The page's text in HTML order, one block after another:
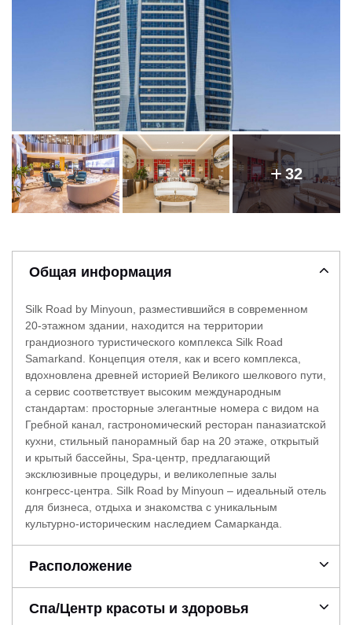
32
Общая информация
Silk Road by Minyoun, разместившийся в современном
20-этажном здании, находится на территории
грандиозного туристического комплекса Silk Road
Samarkand. Концепция отеля, как и всего комплекса,
вдохновлена древней историей Великого шелкового пути,
а сервис соответствует высоким международным
стандартам: просторные элегантные номера с видом на
Гребной канал, гастрономический ресторан паназиатской
кухни, стильный панорамный бар на 20 этаже, открытый
и крытый бассейны, Spa-центр, предлагающий
эксклюзивные процедуры, и великолепные залы
конгресс-центра. Silk Road by Minyoun – идеальный отель
для бизнеса, отдыха и знакомства с уникальным
культурно-историческим наследием Самарканда.
Расположение
Спа/Центр красоты и здоровья